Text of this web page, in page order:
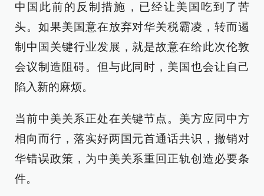
中国此前的反制措施，已经让美国吃到了苦
头。如果美国意在放弃对华关税霸凌，转而遏
制中国关键行业发展，就是故意在给此次伦敦
会议制造阻碍。但与此同时，美国也会让自己
陷入新的麻烦。
当前中美关系正处在关键节点。美方应同中方
相向而行，落实好两国元首通话共识，撤销对
华错误政策，为中美关系重回正轨创造必要条
件。